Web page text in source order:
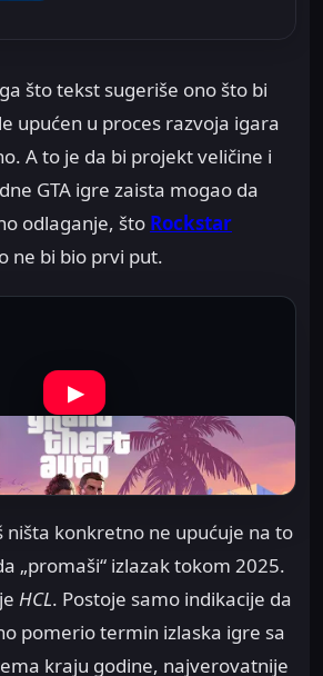
što tekst sugeriše ono što bi
upućen u proces razvoja igara
A to je da bi projekt veličine i
GTA igre zaista mogao da
odlaganje, što Rockstar
ne bi bio prvi put.
▶
ništa konkretno ne upućuje na to
„promaši“ izlazak tokom 2025.
HCL. Postoje samo indikacije da
pomerio termin izlaska igre sa
kraju godine, najverovatnije